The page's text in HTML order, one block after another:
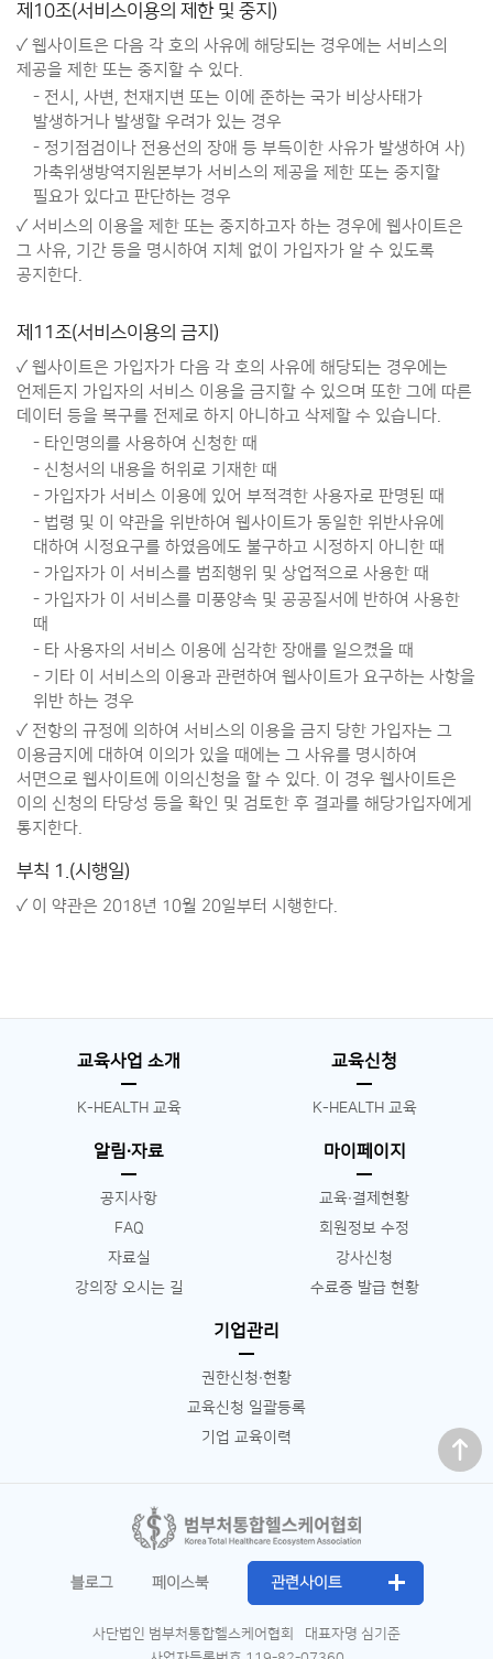
제10조(서비스이용의 제한 및 중지)
✓ 웹사이트은 다음 각 호의 사유에 해당되는 경우에는 서비스의
제공을 제한 또는 중지할 수 있다.
- 전시, 사변, 천재지변 또는 이에 준하는 국가 비상사태가
발생하거나 발생할 우려가 있는 경우
- 정기점검이나 전용선의 장애 등 부득이한 사유가 발생하여 사)
가축위생방역지원본부가 서비스의 제공을 제한 또는 중지할
필요가 있다고 판단하는 경우
✓ 서비스의 이용을 제한 또는 중지하고자 하는 경우에 웹사이트은
그 사유, 기간 등을 명시하여 지체 없이 가입자가 알 수 있도록
공지한다.
제11조(서비스이용의 금지)
✓ 웹사이트은 가입자가 다음 각 호의 사유에 해당되는 경우에는
언제든지 가입자의 서비스 이용을 금지할 수 있으며 또한 그에 따른
데이터 등을 복구를 전제로 하지 아니하고 삭제할 수 있습니다.
- 타인명의를 사용하여 신청한 때
- 신청서의 내용을 허위로 기재한 때
- 가입자가 서비스 이용에 있어 부적격한 사용자로 판명된 때
- 법령 및 이 약관을 위반하여 웹사이트가 동일한 위반사유에
대하여 시정요구를 하였음에도 불구하고 시정하지 아니한 때
- 가입자가 이 서비스를 범죄행위 및 상업적으로 사용한 때
- 가입자가 이 서비스를 미풍양속 및 공공질서에 반하여 사용한
때
- 타 사용자의 서비스 이용에 심각한 장애를 일으켰을 때
- 기타 이 서비스의 이용과 관련하여 웹사이트가 요구하는 사항을
위반 하는 경우
✓ 전항의 규정에 의하여 서비스의 이용을 금지 당한 가입자는 그
이용금지에 대하여 이의가 있을 때에는 그 사유를 명시하여
서면으로 웹사이트에 이의신청을 할 수 있다. 이 경우 웹사이트은
이의 신청의 타당성 등을 확인 및 검토한 후 결과를 해당가입자에게
통지한다.
부칙 1.(시행일)
✓ 이 약관은 2018년 10월 20일부터 시행한다.
교육사업 소개
K-HEALTH 교육
교육신청
K-HEALTH 교육
알림∙자료
공지사항
FAQ
자료실
강의장 오시는 길
마이페이지
교육∙결제현황
회원정보 수정
강사신청
수료증 발급 현황
기업관리
권한신청∙현황
교육신청 일괄등록
기업 교육이력
맨 위로
블로그 페이스북 관련사이트
사단법인 범부처통합헬스케어협회
대표자명 심기준